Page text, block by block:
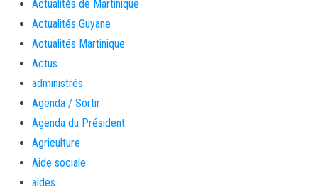
Actualités de Martinique
Actualités Guyane
Actualités Martinique
Actus
administrés
Agenda / Sortir
Agenda du Président
Agriculture
Aide sociale
aides